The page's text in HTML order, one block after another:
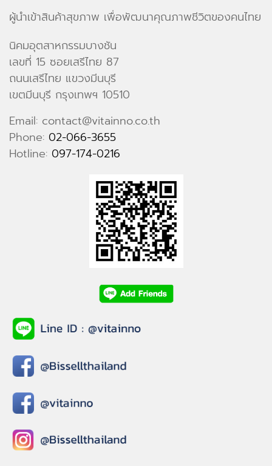
ผู้นำเข้าสินค้าสุขภาพ เพื่อพัฒนาคุณภาพชีวิตของคนไทย
นิคมอุตสาหกรรมบางชัน
เลขที่ 15 ซอยเสรีไทย 87
ถนนเสรีไทย แขวงมีนบุรี
เขตมีนบุรี กรุงเทพฯ 10510
Email: contact@vitainno.co.th
Phone: 02-066-3655
Hotline: 097-174-0216